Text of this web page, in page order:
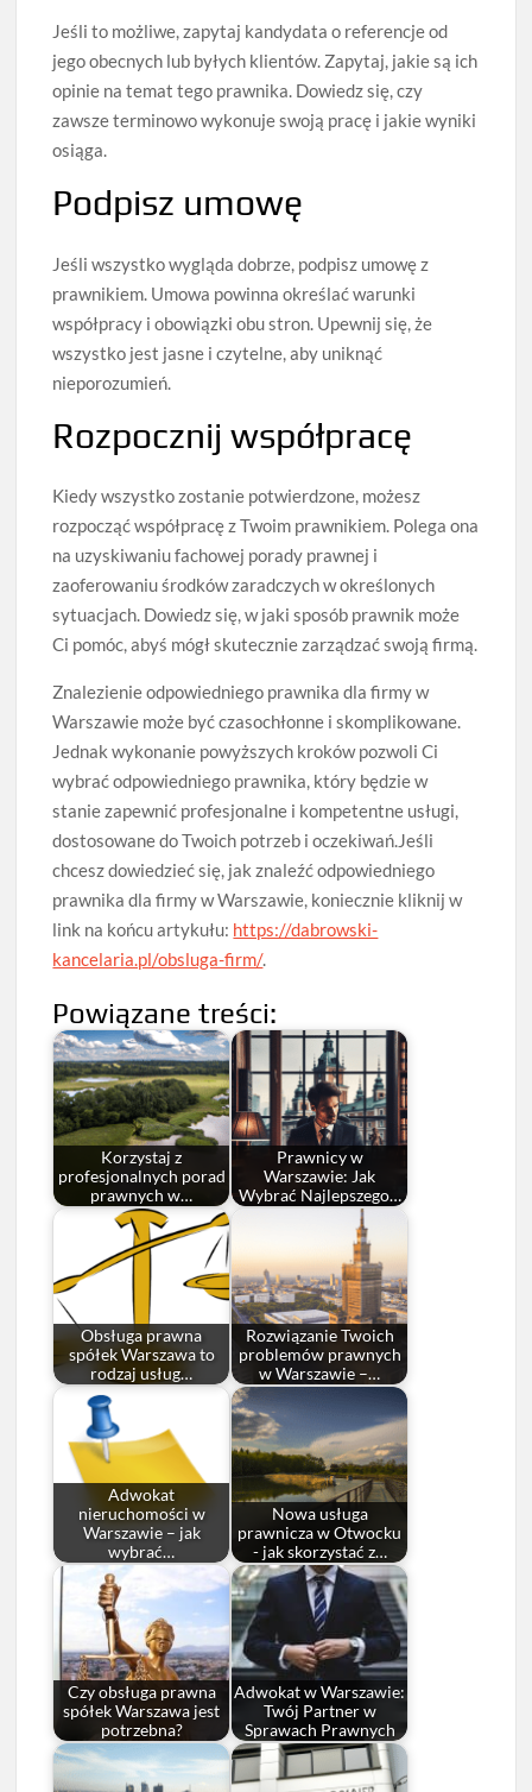
Jeśli to możliwe, zapytaj kandydata o referencje od
jego obecnych lub byłych klientów. Zapytaj, jakie są ich
opinie na temat tego prawnika. Dowiedz się, czy
zawsze terminowo wykonuje swoją pracę i jakie wyniki
osiąga.
Podpisz umowę
Jeśli wszystko wygląda dobrze, podpisz umowę z
prawnikiem. Umowa powinna określać warunki
współpracy i obowiązki obu stron. Upewnij się, że
wszystko jest jasne i czytelne, aby uniknąć
nieporozumień.
Rozpocznij współpracę
Kiedy wszystko zostanie potwierdzone, możesz
rozpocząć współpracę z Twoim prawnikiem. Polega ona
na uzyskiwaniu fachowej porady prawnej i
zaoferowaniu środków zaradczych w określonych
sytuacjach. Dowiedz się, w jaki sposób prawnik może
Ci pomóc, abyś mógł skutecznie zarządzać swoją firmą.
Znalezienie odpowiedniego prawnika dla firmy w
Warszawie może być czasochłonne i skomplikowane.
Jednak wykonanie powyższych kroków pozwoli Ci
wybrać odpowiedniego prawnika, który będzie w
stanie zapewnić profesjonalne i kompetentne usługi,
dostosowane do Twoich potrzeb i oczekiwań.Jeśli
chcesz dowiedzieć się, jak znaleźć odpowiedniego
prawnika dla firmy w Warszawie, koniecznie kliknij w
link na końcu artykułu: https://dabrowski-
kancelaria.pl/obsluga-firm/.
Powiązane treści:
Korzystaj z
profesjonalnych porad
prawnych w…
Prawnicy w
Warszawie: Jak
Wybrać Najlepszego…
Obsługa prawna
spółek Warszawa to
rodzaj usług…
Rozwiązanie Twoich
problemów prawnych
w Warszawie –…
Adwokat
nieruchomości w
Warszawie – jak
wybrać…
Nowa usługa
prawnicza w Otwocku
- jak skorzystać z…
Czy obsługa prawna
spółek Warszawa jest
potrzebna?
Adwokat w Warszawie:
Twój Partner w
Sprawach Prawnych